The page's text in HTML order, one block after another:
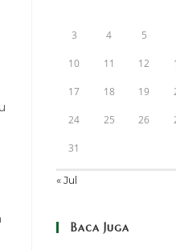
3 4 5
10 11 12
17 18 19
24 25 26
31
« Jul
Baca Juga